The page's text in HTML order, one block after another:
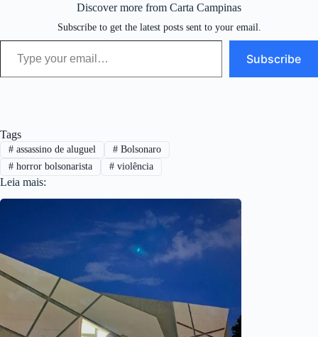
Discover more from Carta Campinas
Subscribe to get the latest posts sent to your email.
Type your email…
Subscribe
Tags
#assassino de aluguel #Bolsonaro
#horror bolsonarista #violência
Leia mais: